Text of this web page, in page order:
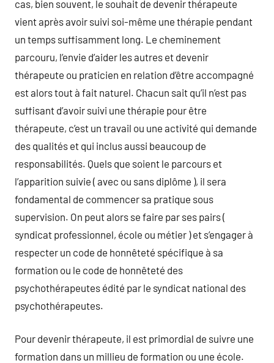
cas, bien souvent, le souhait de devenir thérapeute
vient après avoir suivi soi-même une thérapie pendant
un temps suffisamment long. Le cheminement
parcouru, l’envie d’aider les autres et devenir
thérapeute ou praticien en relation d’être accompagné
est alors tout à fait naturel. Chacun sait qu’il n’est pas
suffisant d’avoir suivi une thérapie pour être
thérapeute, c’est un travail ou une activité qui demande
des qualités et qui inclus aussi beaucoup de
responsabilités. Quels que soient le parcours et
l’apparition suivie ( avec ou sans diplôme ), il sera
fondamental de commencer sa pratique sous
supervision. On peut alors se faire par ses pairs (
syndicat professionnel, école ou métier ) et s’engager à
respecter un code de honnêteté spécifique à sa
formation ou le code de honnêteté des
psychothérapeutes édité par le syndicat national des
psychothérapeutes.
Pour devenir thérapeute, il est primordial de suivre une
formation dans un millieu de formation ou une école.